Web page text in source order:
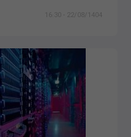
22/08/1404 - 16:30